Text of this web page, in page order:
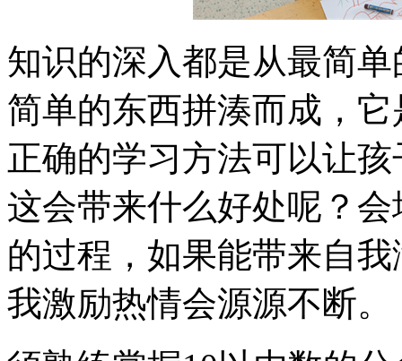
知识的深入都是从最简
简单的东西拼湊而成，
正确的学习方法可以让
这会带来什么好处呢？
的过程，如果能带来自
我激励热情会源源不断。